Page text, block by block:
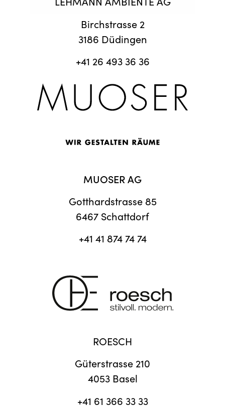
Birchstrasse 2
3186 Düdingen
+41 26 493 36 36
MUOSER AG
Gotthardstrasse 85
6467 Schattdorf
+41 41 874 74 74
ROESCH
Güterstrasse 210
4053 Basel
+41 61 366 33 33